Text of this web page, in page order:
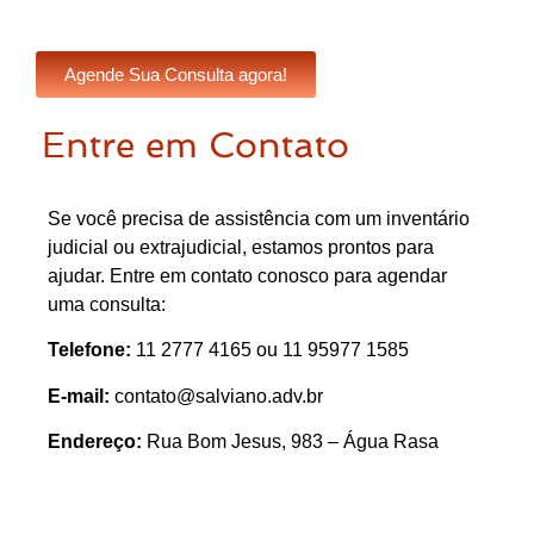
Agende Sua Consulta agora!
Entre em Contato
Se você precisa de assistência com um inventário
judicial ou extrajudicial, estamos prontos para
ajudar. Entre em contato conosco para agendar
uma consulta:
Telefone: 11 2777 4165 ou 11 95977 1585
E-mail: contato@salviano.adv.br
Endereço: Rua Bom Jesus, 983 – Água Rasa